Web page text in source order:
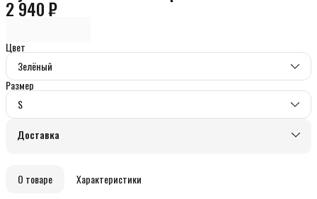
2 940 ₽
Цвет
Зелёный
Размер
S
Доставка
О товаре Характеристики